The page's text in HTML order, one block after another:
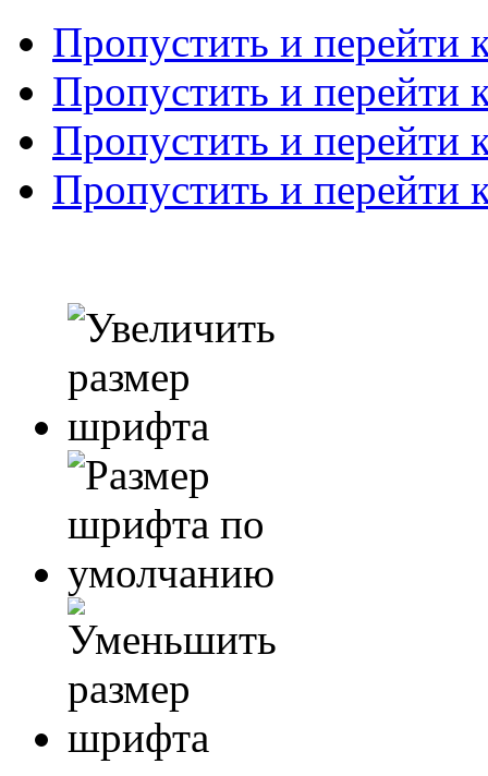
Пропустить и перейти
Пропустить и перейти
Пропустить и перейти
Пропустить и перейти